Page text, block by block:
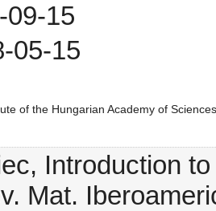
09-15
05-15
of the Hungarian Academy of
Introduction
Mat.